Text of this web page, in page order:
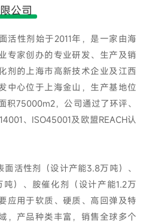
公司
性剂始于2011年，是一家由海
专家创办的专业研发、生产及销
剂的上海市高新技术企业及江西
中心位于上海金山，生产基地位
积75000m2，公司通过了环评、
、ISO45001及欧盟REACH认
活性剂（设计产能3.8万吨）、
）、胺催化剂（设计产能1.2万
应用于软质、硬质、高回弹及特
，产品种类丰富，销售全球多个